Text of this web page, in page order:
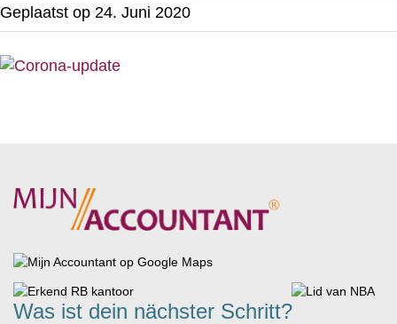
Geplaatst op 24. Juni 2020
Was ist dein nächster Schritt?